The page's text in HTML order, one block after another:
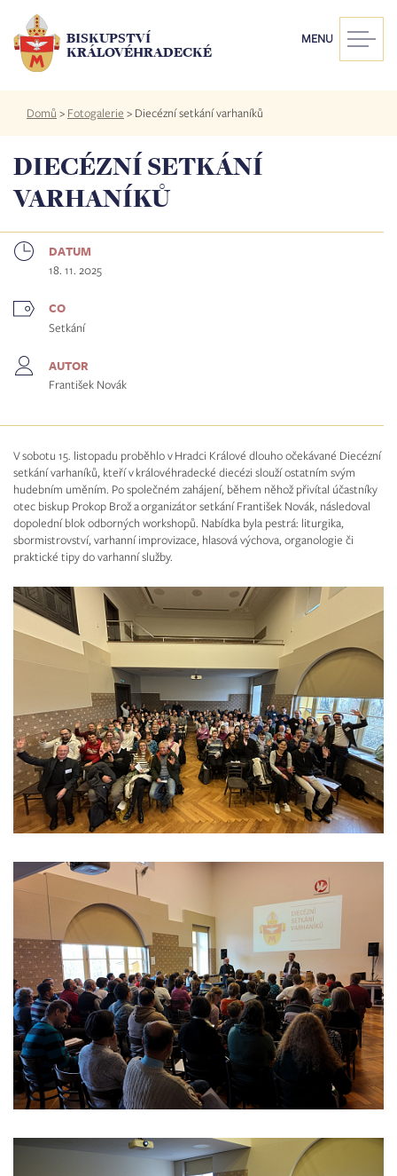
hlavnímu
obsahu
BISKUPSTVÍ
KRÁLOVÉHRADECKÉ
MENU
Drobečková
navigace
Domů > Fotogalerie > Diecézní setkání varhaníků
DIECÉZNÍ SETKÁNÍ
VARHANÍKŮ
DATUM
18. 11. 2025
CO
Setkání
AUTOR
František Novák
V sobotu 15. listopadu proběhlo v Hradci Králové dlouho očekávané Diecézní
setkání varhaníků, kteří v královéhradecké diecézi slouží ostatním svým
hudebním uměním. Po společném zahájení, během něhož přivítal účastníky
otec biskup Prokop Brož a organizátor setkání František Novák, následoval
dopolední blok odborných workshopů. Nabídka byla pestrá: liturgika,
sbormistrovství, varhanní improvizace, hlasová výchova, organologie či
praktické tipy do varhanní služby.